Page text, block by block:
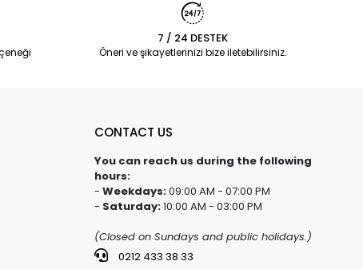
7 / 24 DESTEK
Öneri ve şikayetlerinizi bize iletebilirsiniz.
CONTACT US
You can reach us during the following
hours:
- Weekdays:09:00 AM - 07:00 PM
- Saturday:10:00 AM - 03:00 PM
(Closed on Sundays and public holidays.)
0212 433 38 33